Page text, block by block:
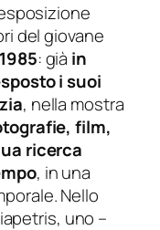
del giovane
: già in
i suoi
, nella mostra
film,
ricerca
, in una
Nello
uno –